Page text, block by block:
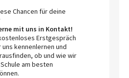
Chancen für deine
mit uns in Kontakt!
Erstgespräch
kennenlernen und
ob und wie wir
am besten